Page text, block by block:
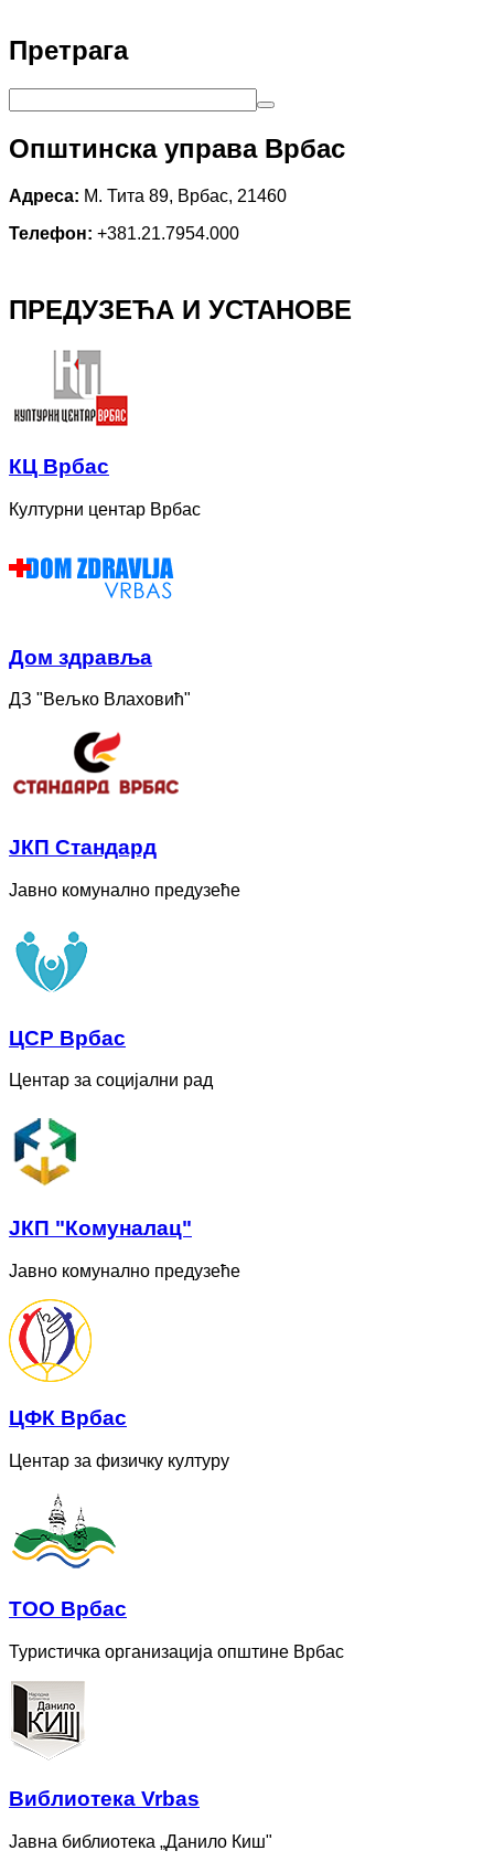
Претрага
Општинска управа Врбас
Адреса: М. Тита 89, Врбас, 21460
Телефон: +381.21.7954.000
ПРЕДУЗЕЋА И УСТАНОВЕ
КЦ Врбас
Културни центар Врбас
Дом здравља
ДЗ "Вељко Влаховић"
ЈКП Стандард
Јавно комунално предузеће
ЦСР Врбас
Центар за социјални рад
ЈКП "Комуналац"
Јавно комунално предузеће
ЦФК Врбас
Центар за физичку културу
ТОО Врбас
Туристичка организација општине Врбас
Bиблиотека Vrbas
Јавна библиотека „Данило Киш"